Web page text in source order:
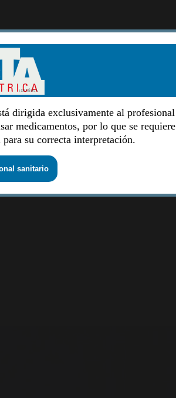
dirigida exclusivamente al profesional
medicamentos, por lo que se requiere
su correcta interpretación.
sanitario